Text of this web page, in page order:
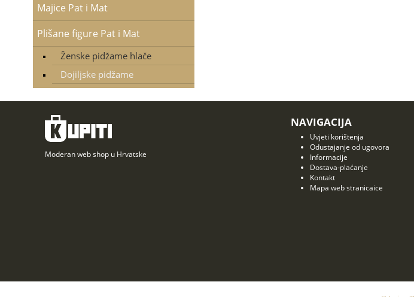
Majice Pat i Mat
Plišane figure Pat i Mat
Ženske pidžame hlače
Dojiljske pidžame
Moderan web shop u Hrvatske
NAVIGACIJA
Uvjeti korištenja
Odustajanje od ugovora
Informacije
Dostava-plaćanje
Kontakt
Mapa web stranicaice